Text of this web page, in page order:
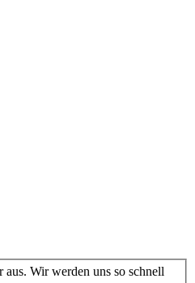
Wir werden uns so schnell